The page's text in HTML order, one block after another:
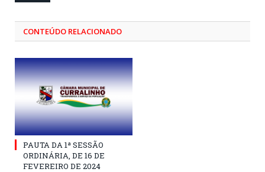
CONTEÚDO RELACIONADO
PAUTA DA 1ª SESSÃO
ORDINÁRIA, DE 16 DE
FEVEREIRO DE 2024